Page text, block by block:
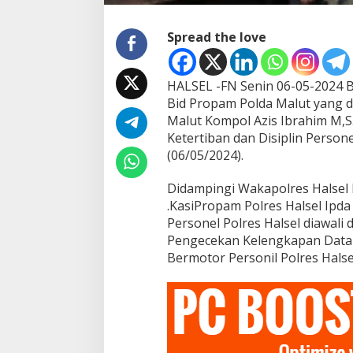
a
m
h
r
a
S
e
l
a
a
n
Spread the love
HALSEL -FN Senin 06-05-
Bid Propam Polda Malut yang
Malut Kompol Azis Ibrahim
Ketertiban dan Disiplin
(06/05/2024).
Didampingi Wakapolres Halsel
.KasiPropam Polres Halsel
Personel Polres Halsel diawali
Pengecekan Kelengkapan
Bermotor Personil Polres